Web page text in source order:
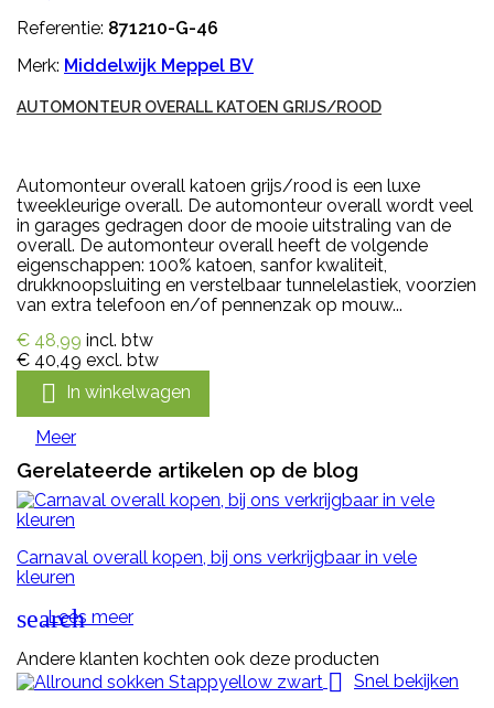
Referentie: 871210-G-46
Merk: Middelwijk Meppel BV
AUTOMONTEUR OVERALL KATOEN GRIJS/ROOD
Automonteur overall katoen grijs/rood is een luxe
tweekleurige overall. De automonteur overall wordt veel
in garages gedragen door de mooie uitstraling van de
overall. De automonteur overall heeft de volgende
eigenschappen: 100% katoen, sanfor kwaliteit,
drukknoopsluiting en verstelbaar tunnelelastiek, voorzien
van extra telefoon en/of pennenzak op mouw...
€ 48,99 incl. btw
€ 40,49 excl. btw
 In winkelwagen
Meer
Gerelateerde artikelen op de blog
Carnaval overall kopen, bij ons verkrijgbaar in vele
kleuren
search
Lees meer
Andere klanten kochten ook deze producten
 Snel bekijken